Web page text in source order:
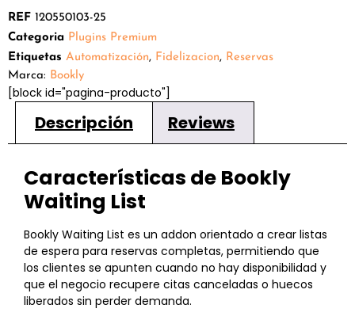
REF 120550103-25
Categoria Plugins Premium
Etiquetas Automatización, Fidelizacion, Reservas
Marca: Bookly
[block id="pagina-producto"]
Descripción Reviews
Características de Bookly
Waiting List
Bookly Waiting List es un addon orientado a crear listas
de espera para reservas completas, permitiendo que
los clientes se apunten cuando no hay disponibilidad y
que el negocio recupere citas canceladas o huecos
liberados sin perder demanda.